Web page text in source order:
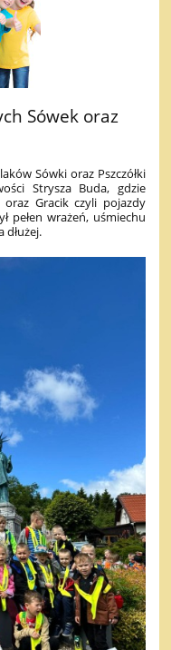
Sówek oraz
Sówki oraz Pszczółki
Strysza Buda, gdzie
Gracik czyli pojazdy
pełen wrażeń, uśmiechu